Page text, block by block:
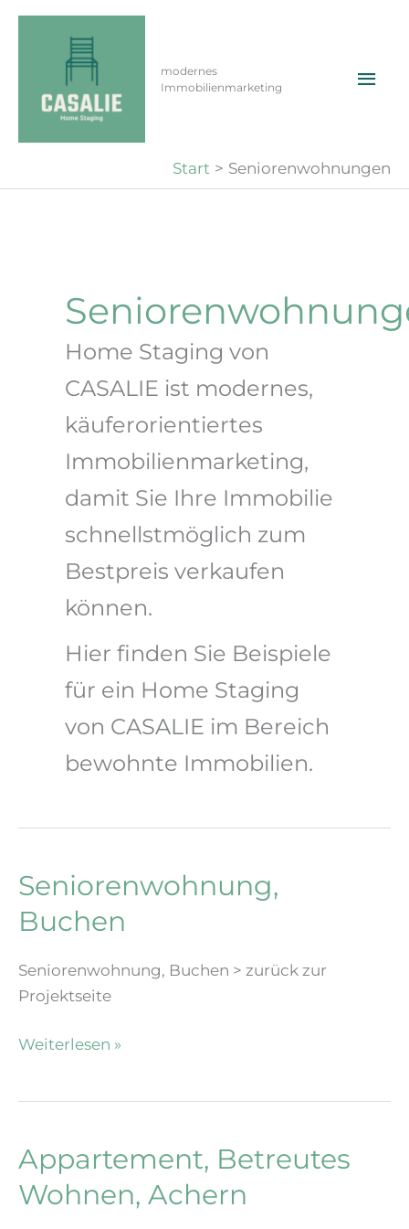
Zum
springen
modernes
Immobilienmarketing
Start Seniorenwohnungen
Home Staging von
CASALIE ist modernes,
käuferorientiertes
Immobilienmarketing,
damit Sie Ihre Immobilie
schnellstmöglich zum
Bestpreis verkaufen
können.
Hier finden Sie Beispiele
für ein Home Staging
von CASALIE im Bereich
bewohnte Immobilien.
Seniorenwohnung,
Buchen
Seniorenwohnung, Buchen > zurück zur
Projektseite
Seniorenwohnung,
Weiterlesen »
Appartement, Betreutes
Wohnen, Achern